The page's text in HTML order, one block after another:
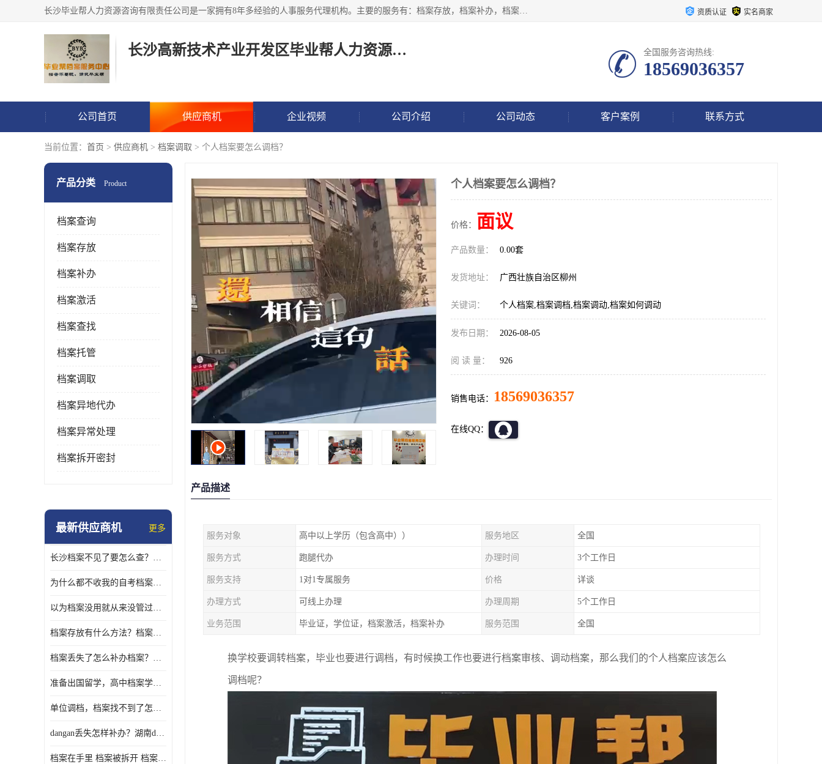
长沙毕业帮人力资源咨询有限责任公司是一家拥有8年多经验的人事服务代理机构。主要的服务有：档案存放，档案补办，档案激活，档案查询，档案查找，档案托管，档案调取，档案异地代办，档案异常处理 等；提供毕业档案处理、人事档案服务、商务代理代办、个人档案等服务，同时办事过程全程与客户沟通，确保真实、安全、可靠！ 资质认证 实名商家
长沙高新技术产业开发区毕业帮人力资源咨询有限责任公司 全国服务咨询热线:
18569036357
公司首页 供应商机 企业视频 公司介绍 公司动态 客户案例 联系方式
当前位置： 首页 > 供应商机 > 档案调取 > 个人档案要怎么调档？
产品分类 Product
档案查询
档案存放
档案补办
档案激活
档案查找
档案托管
档案调取
档案异地代办
档案异常处理
档案拆开密封
最新供应商机 更多
长沙档案不见了要怎么查？档案查询 档案补办
为什么都不收我的自考档案？自考档案怎么存档？
以为档案没用就从来没管过，现在要用档案该怎么办？
档案存放有什么方法？档案在手里为什么不能用
档案丢失了怎么补办档案？湖南档案补办 档案补办方法
准备出国留学，高中档案学校发给我了怎么办？
单位调档，档案找不到了怎么办？
dangan丢失怎样补办？湖南dangan丢失补办流程介绍！
档案在手里 档案被拆开 档案补办 档案问题一站式服务
个人档案要怎么调档？
价格： 面议
产品数量： 0.00套
发货地址： 广西壮族自治区柳州
关键词： 个人档案,档案调档,档案调动,档案如何调动
发布日期： 2026-08-05
阅 读 量： 926
销售电话： 18569036357
在线QQ：
产品描述
服务对象 高中以上学历（包含高中）） 服务地区 全国
服务方式 跑腿代办 办理时间 3个工作日
服务支持 1对1专属服务 价格 详谈
办理方式 可线上办理 办理周期 5个工作日
业务范围 毕业证，学位证，档案激活，档案补办 服务范围 全国
换学校要调转档案，毕业也要进行调档，有时候换工作也要进行档案审核、调动档案，那么我们的个人档案应该怎么
调档呢？